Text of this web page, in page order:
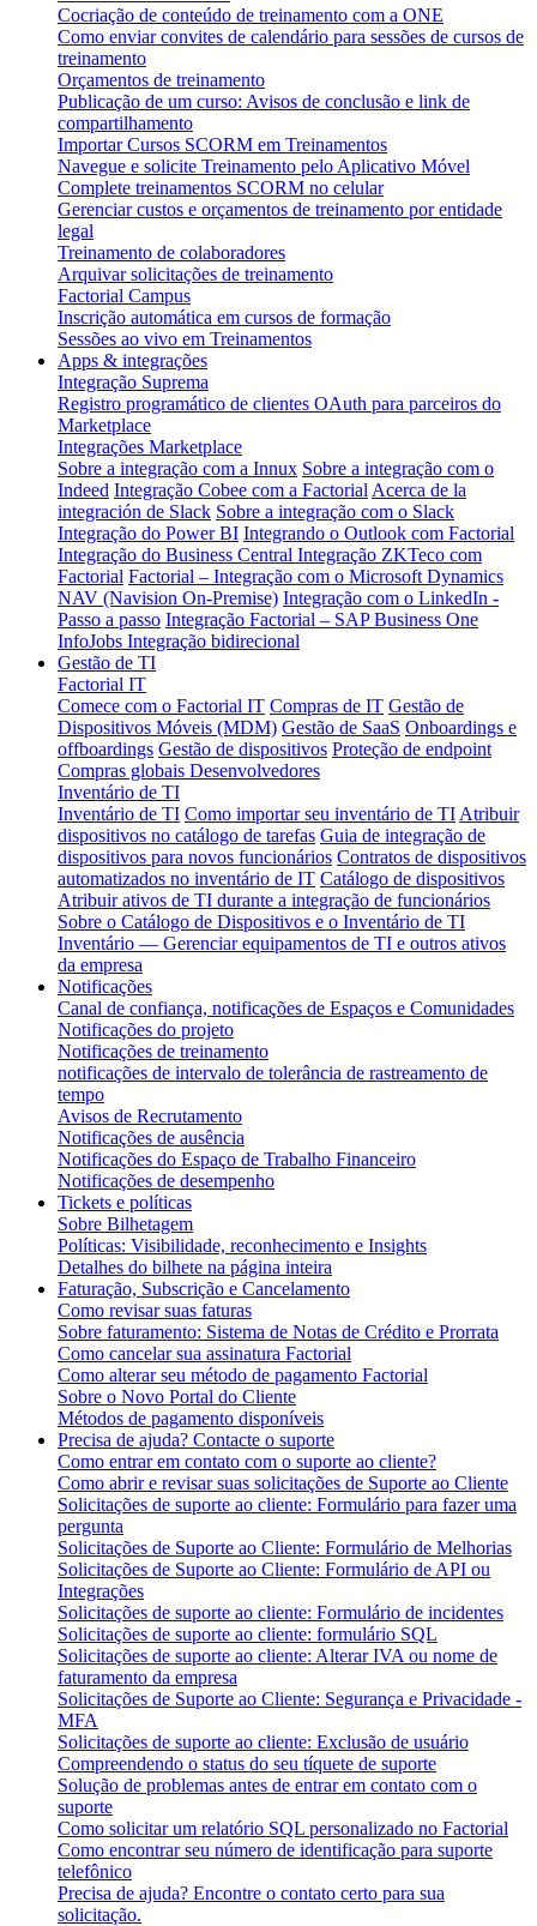
Cocriação de conteúdo de treinamento com a ONE
Como enviar convites de calendário para sessões de cursos de
treinamento
Orçamentos de treinamento
Publicação de um curso: Avisos de conclusão e link de
compartilhamento
Importar Cursos SCORM em Treinamentos
Navegue e solicite Treinamento pelo Aplicativo Móvel
Complete treinamentos SCORM no celular
Gerenciar custos e orçamentos de treinamento por entidade
legal
Treinamento de colaboradores
Arquivar solicitações de treinamento
Factorial Campus
Inscrição automática em cursos de formação
Sessões ao vivo em Treinamentos
Apps & integrações
Integração Suprema
Registro programático de clientes OAuth para parceiros do
Marketplace
Integrações Marketplace
Sobre a integração com a Innux Sobre a integração com o
Indeed Integração Cobee com a Factorial Acerca de la
integración de Slack Sobre a integração com o Slack
Integração do Power BI Integrando o Outlook com Factorial
Integração do Business Central Integração ZKTeco com
Factorial Factorial – Integração com o Microsoft Dynamics
NAV (Navision On-Premise) Integração com o LinkedIn -
Passo a passo Integração Factorial – SAP Business One
InfoJobs Integração bidirecional
Gestão de TI
Factorial IT
Comece com o Factorial IT Compras de IT Gestão de
Dispositivos Móveis (MDM) Gestão de SaaS Onboardings e
offboardings Gestão de dispositivos Proteção de endpoint
Compras globais Desenvolvedores
Inventário de TI
Inventário de TI Como importar seu inventário de TI Atribuir
dispositivos no catálogo de tarefas Guia de integração de
dispositivos para novos funcionários Contratos de dispositivos
automatizados no inventário de IT Catálogo de dispositivos
Atribuir ativos de TI durante a integração de funcionários
Sobre o Catálogo de Dispositivos e o Inventário de TI
Inventário — Gerenciar equipamentos de TI e outros ativos
da empresa
Notificações
Canal de confiança, notificações de Espaços e Comunidades
Notificações do projeto
Notificações de treinamento
notificações de intervalo de tolerância de rastreamento de
tempo
Avisos de Recrutamento
Notificações de ausência
Notificações do Espaço de Trabalho Financeiro
Notificações de desempenho
Tickets e políticas
Sobre Bilhetagem
Políticas: Visibilidade, reconhecimento e Insights
Detalhes do bilhete na página inteira
Faturação, Subscrição e Cancelamento
Como revisar suas faturas
Sobre faturamento: Sistema de Notas de Crédito e Prorrata
Como cancelar sua assinatura Factorial
Como alterar seu método de pagamento Factorial
Sobre o Novo Portal do Cliente
Métodos de pagamento disponíveis
Precisa de ajuda? Contacte o suporte
Como entrar em contato com o suporte ao cliente?
Como abrir e revisar suas solicitações de Suporte ao Cliente
Solicitações de suporte ao cliente: Formulário para fazer uma
pergunta
Solicitações de Suporte ao Cliente: Formulário de Melhorias
Solicitações de Suporte ao Cliente: Formulário de API ou
Integrações
Solicitações de suporte ao cliente: Formulário de incidentes
Solicitações de suporte ao cliente: formulário SQL
Solicitações de suporte ao cliente: Alterar IVA ou nome de
faturamento da empresa
Solicitações de Suporte ao Cliente: Segurança e Privacidade -
MFA
Solicitações de suporte ao cliente: Exclusão de usuário
Compreendendo o status do seu tíquete de suporte
Solução de problemas antes de entrar em contato com o
suporte
Como solicitar um relatório SQL personalizado no Factorial
Como encontrar seu número de identificação para suporte
telefônico
Precisa de ajuda? Encontre o contato certo para sua
solicitação.